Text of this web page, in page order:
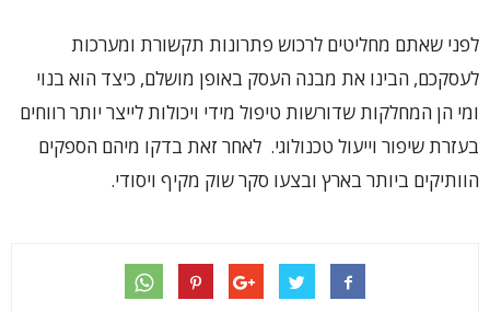
לפני שאתם מחליטים לרכוש פתרונות תקשורת ומערכות
לעסקכם, הבינו את מבנה העסק באופן מושלם, כיצד הוא בנוי
ומי הן המחלקות שדורשות טיפול מידי ויכולות לייצר יותר רווחים
בעזרת שיפור וייעול טכנולוגי. לאחר זאת בדקו מיהם הספקים
הוותיקים ביותר בארץ ובצעו סקר שוק מקיף ויסודי.